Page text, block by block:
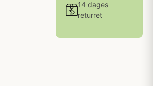
14 dages
returret